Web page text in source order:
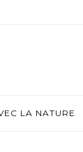
LA NATURE